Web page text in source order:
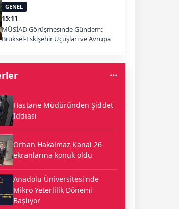
GENEL
15:11
MÜSİAD Görüşmesinde Gündem:
Brüksel-Eskişehir Uçuşları ve Avrupa
Hastane Müdüründen Şiddet
İddiası
Orhan Hakalmaz Kanal 26
ekranlarına konuk oldu
Anadolu Üniversitesi'nde
Mikro Yeterlilik Dönemi
Başlıyor